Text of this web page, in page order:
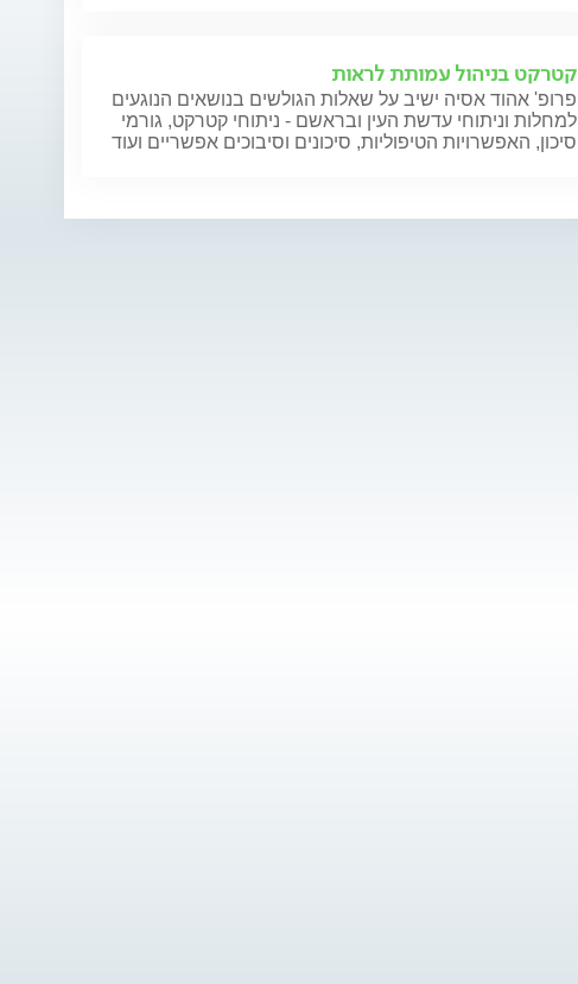
קטרקט בניהול עמותת לראות
פרופ' אהוד אסיה ישיב על שאלות הגולשים בנושאים הנוגעים
למחלות וניתוחי עדשת העין ובראשם - ניתוחי קטרקט, גורמי
סיכון, האפשרויות הטיפוליות, סיכונים וסיבוכים אפשריים ועוד